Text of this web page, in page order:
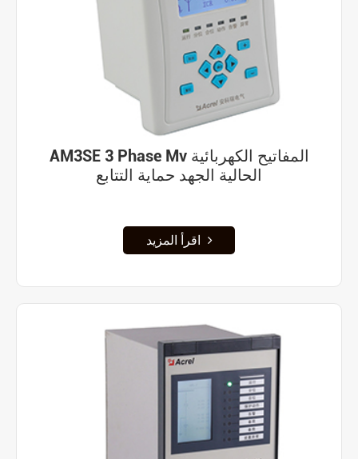
AM3SE 3 Phase Mv المفاتيح الكهربائية
الحالية الجهد حماية التتابع